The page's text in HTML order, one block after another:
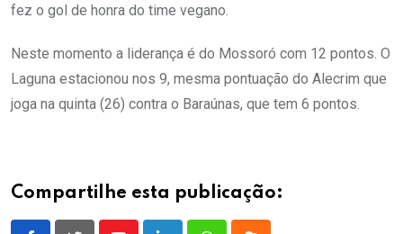
fez o gol de honra do time vegano.
Neste momento a liderança é do Mossoró com 12 pontos. O
Laguna estacionou nos 9, mesma pontuação do Alecrim que
joga na quinta (26) contra o Baraúnas, que tem 6 pontos.
Compartilhe esta publicação: